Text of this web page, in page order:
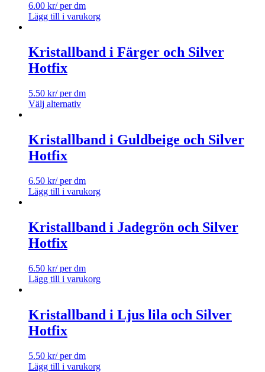
6.00 kr/ per dm
Lägg till i varukorg
Kristallband i Färger och Silver
Hotfix
5.50 kr/ per dm
Välj alternativ
Kristallband i Guldbeige och Silver
Hotfix
6.50 kr/ per dm
Lägg till i varukorg
Kristallband i Jadegrön och Silver
Hotfix
6.50 kr/ per dm
Lägg till i varukorg
Kristallband i Ljus lila och Silver
Hotfix
5.50 kr/ per dm
Lägg till i varukorg